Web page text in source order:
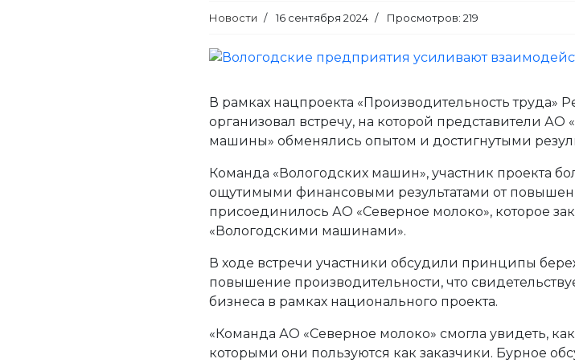
Новости 16 сентября 2024 Просмотров: 219
В рамках нацпроекта «Производительность труда»
организовал встречу, на которой представители
машины» обменялись опытом и достигнутыми
Команда «Вологодских машин», участник проекта
ощутимыми финансовыми результатами от
присоединилось АО «Северное молоко», которое
«Вологодскими машинами».
В ходе встречи участники обсудили принципы
повышение производительности, что
бизнеса в рамках национального проекта.
«Команда АО «Северное молоко» смогла увидеть,
которыми они пользуются как заказчики. Бурное